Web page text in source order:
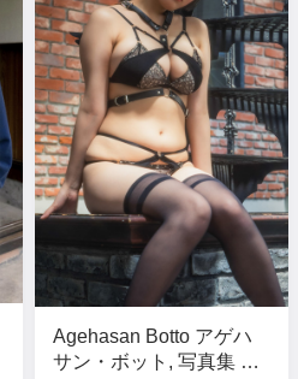
Agehasan Botto アゲハ
サン・ボット, 写真集 宇